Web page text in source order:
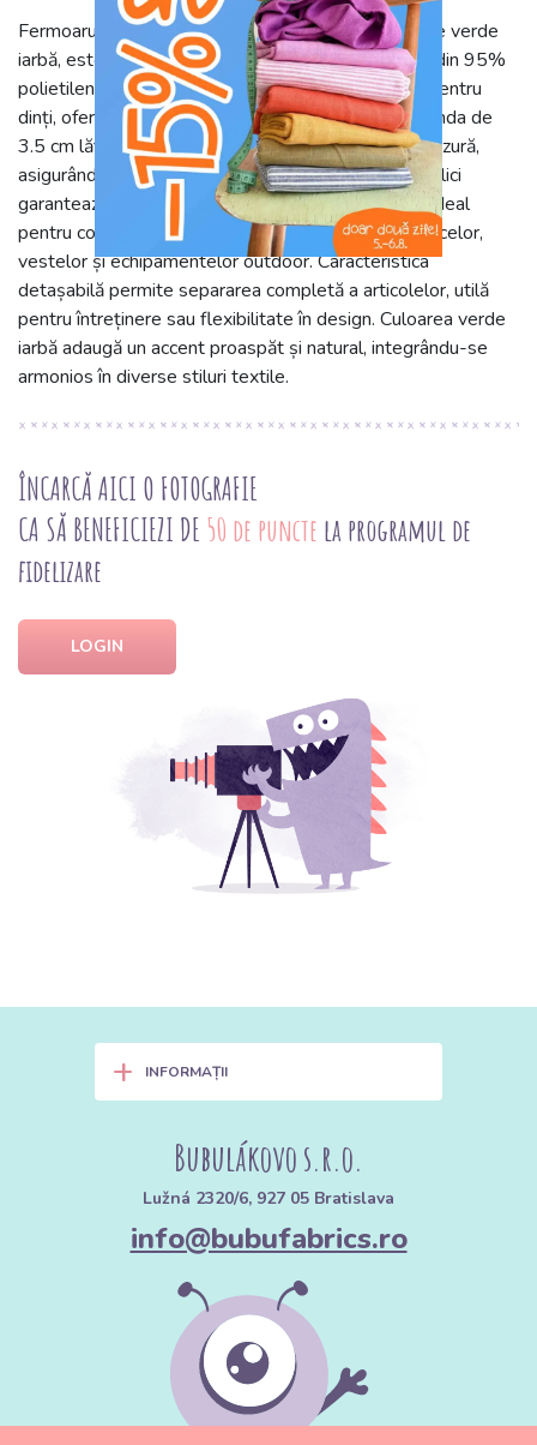
Fermoarul detașabil de 65 cm, în nuanța vibrantă de verde
iarbă, este ideal pentru proiectele textile. Compus din 95%
polietilenă (PE) pentru banda textilă și 5% metal pentru
dinți, oferă durabilitate sporită și funcționalitate. Banda de
3.5 cm lățime, din PE, este netedă și rezistentă la uzură,
asigurând o bază stabilă pentru cusături. Dinții metalici
garantează o închidere și deschidere lină și sigură. Ideal
pentru confecționarea sau repararea gecilor, hanoracelor,
vestelor și echipamentelor outdoor. Caracteristica
detașabilă permite separarea completă a articolelor, utilă
pentru întreținere sau flexibilitate în design. Culoarea verde
iarbă adaugă un accent proaspăt și natural, integrându-se
armonios în diverse stiluri textile.
ÎNCARCĂ AICI O FOTOGRAFIE
CA SĂ BENEFICIEZI DE 50 de puncte la programul de
fidelizare
LOGIN
+ INFORMAȚII
Bubulákovo s.r.o.
Lužná 2320/6, 927 05 Bratislava
info@bubufabrics.ro